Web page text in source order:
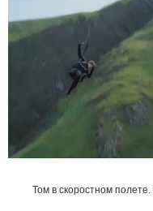
Том в скоростном полете.